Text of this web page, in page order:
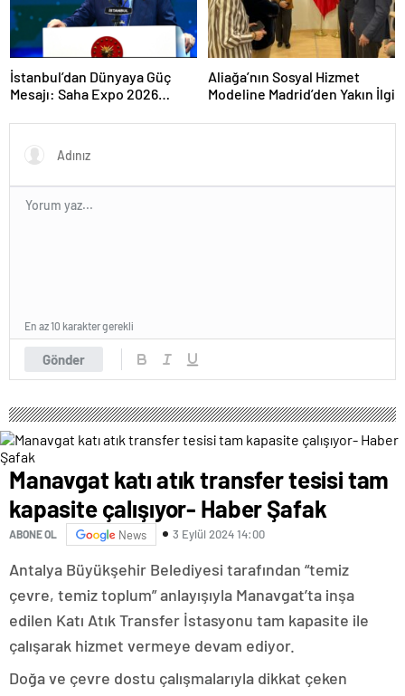
İstanbul’dan Dünyaya Güç
Mesajı: Saha Expo 2026
Aliağa’nın Sosyal Hizmet
Modeline Madrid’den Yakın İlgi
Gönder
En az 10 karakter gerekli
Manavgat katı atık transfer tesisi tam
kapasite çalışıyor- Haber Şafak
ABONE OL News 3 Eylül 2024 14:00
Antalya Büyükşehir Belediyesi tarafından “temiz
çevre, temiz toplum” anlayışıyla Manavgat’ta inşa
edilen Katı Atık Transfer İstasyonu tam kapasite ile
çalışarak hizmet vermeye devam ediyor.
Doğa ve çevre dostu çalışmalarıyla dikkat çeken